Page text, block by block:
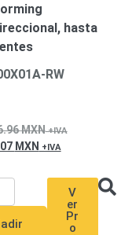
con
Break
Memorias
hasta
RW
MXN
MXN
V
er
Pr
o